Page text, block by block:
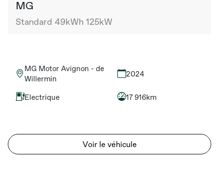
MG
Standard 49kWh 125kW
MG Motor Avignon - de
Willermin
2024
Electrique 17 916km
Voir le véhicule